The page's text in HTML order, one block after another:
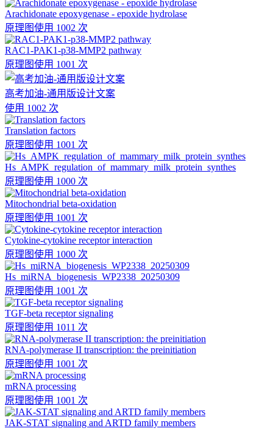
Arachidonate epoxygenase - epoxide hydrolase
原理图使用 1002 次
RAC1-PAK1-p38-MMP2 pathway
原理图使用 1001 次
高考加油-通用版设计文案
使用 1002 次
Translation factors
原理图使用 1001 次
Hs_AMPK_regulation_of_mammary_milk_protein_synthes
原理图使用 1000 次
Mitochondrial beta-oxidation
原理图使用 1001 次
Cytokine-cytokine receptor interaction
原理图使用 1000 次
Hs_miRNA_biogenesis_WP2338_20250309
原理图使用 1001 次
TGF-beta receptor signaling
原理图使用 1011 次
RNA-polymerase II transcription: the preinitiation
原理图使用 1001 次
mRNA processing
原理图使用 1001 次
JAK-STAT signaling and ARTD family members